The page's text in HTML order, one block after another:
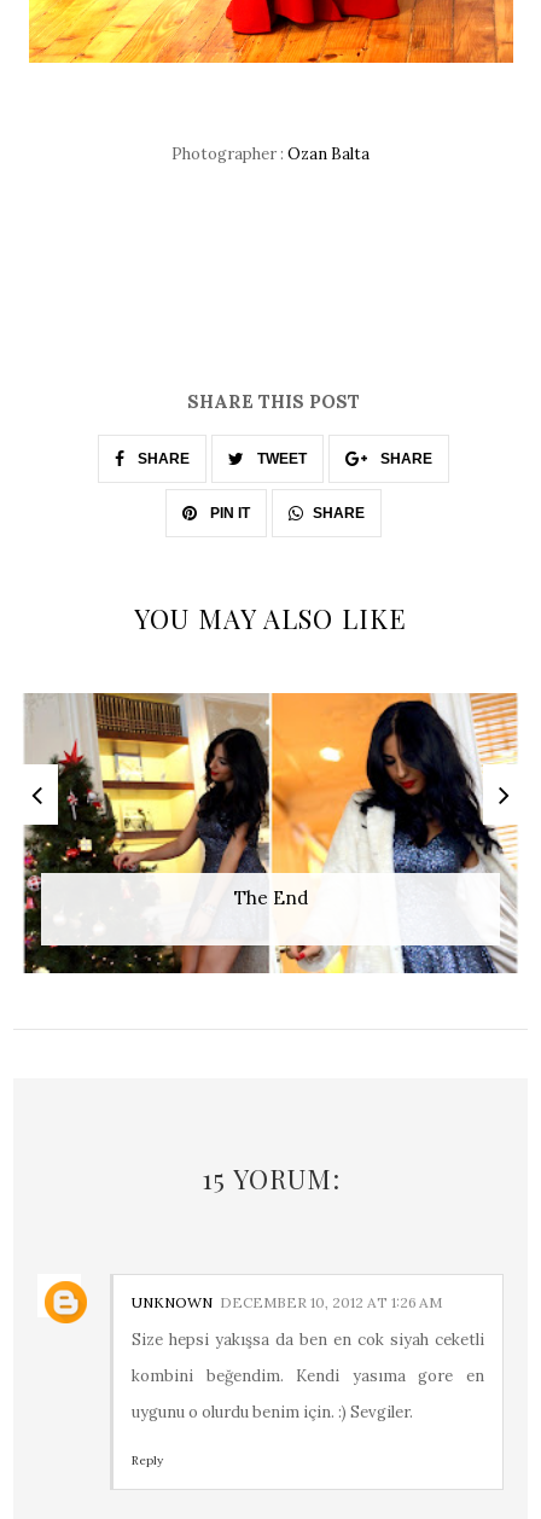
Photographer : Ozan Balta
SHARE THIS POST
SHARE TWEET SHARE
PIN IT SHARE
YOU MAY ALSO LIKE
The End
15 YORUM:
UNKNOWN DECEMBER 10, 2012 AT 1:26 AM
Size hepsi yakışsa da ben en cok siyah ceketli
kombini beğendim. Kendi yasıma gore en
uygunu o olurdu benim için. :) Sevgiler.
Reply